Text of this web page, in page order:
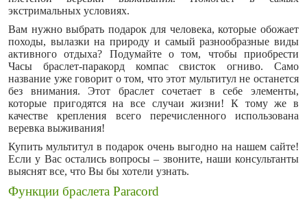
экстримальных условиях.
Вам нужно выбрать подарок для человека, которые обожает
походы, вылазки на природу и самый разнообразные виды
активного отдыха? Подумайте о том, чтобы приобрести
Часы браслет-паракорд компас свисток огниво. Само
название уже говорит о том, что этот мультитул не останется
без внимания. Этот браслет сочетает в себе элементы,
которые пригодятся на все случаи жизни! К тому же в
качестве крепления всего перечисленного использована
веревка выживания!
Купить мультитул в подарок очень выгодно на нашем сайте!
Если у Вас остались вопросы – звоните, наши консультанты
выяснят все, что Вы бы хотели узнать.
Функции браслета Paracord